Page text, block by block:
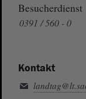
Besucherdienst
0391 / 560 - 0
Kontakt